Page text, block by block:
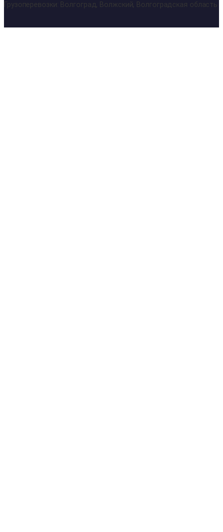
Грузоперевозки: Волгоград, Волжский, Волгоградская область